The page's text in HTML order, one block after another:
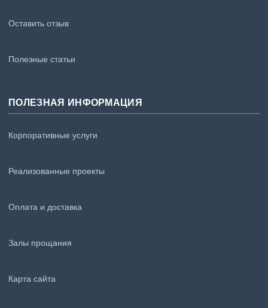
Оставить отзыв
Полезные статьи
ПОЛЕЗНАЯ ИНФОРМАЦИЯ
Корпоративные услуги
Реализованные проекты
Оплата и доставка
Залы прощания
Карта сайта